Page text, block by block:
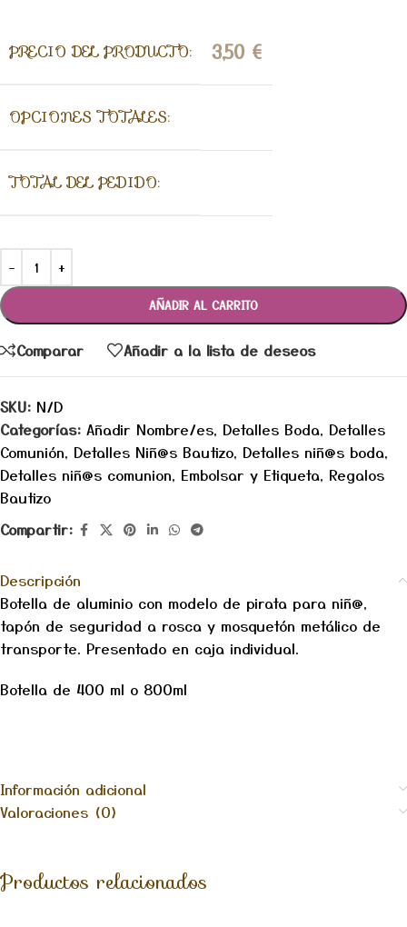
PRECIO DEL PRODUCTO: 3,50 €
OPCIONES TOTALES:
TOTAL DEL PEDIDO:
AÑADIR AL CARRITO
Comparar Añadir a la lista de deseos
SKU: N/D
Categorías: Añadir Nombre/es, Detalles Boda, Detalles
Comunión, Detalles Niñ@s Bautizo, Detalles niñ@s boda,
Detalles niñ@s comunion, Embolsar y Etiqueta, Regalos
Bautizo
Compartir:
Descripción
Botella de aluminio con modelo de pirata para niñ@,
tapón de seguridad a rosca y mosquetón metálico de
transporte. Presentado en caja individual.
Botella de 400 ml o 800ml
Información adicional
Valoraciones (0)
Productos relacionados